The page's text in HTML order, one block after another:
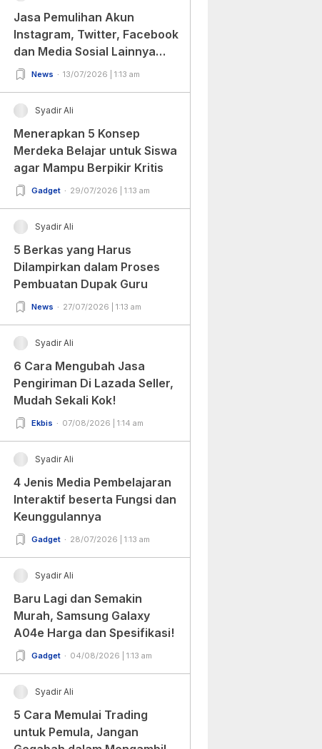
Jasa Pemulihan Akun
Instagram, Twitter, Facebook
dan Media Sosial Lainnya
(Update Terbaru 2022)
News 13/07/2026 | 1:13 am
Syadir Ali
Menerapkan 5 Konsep
Merdeka Belajar untuk Siswa
agar Mampu Berpikir Kritis
Gadget 29/07/2026 | 1:13 am
Syadir Ali
5 Berkas yang Harus
Dilampirkan dalam Proses
Pembuatan Dupak Guru
News 27/07/2026 | 1:13 am
Syadir Ali
6 Cara Mengubah Jasa
Pengiriman Di Lazada Seller,
Mudah Sekali Kok!
Ekbis 07/08/2026 | 1:14 am
Syadir Ali
4 Jenis Media Pembelajaran
Interaktif beserta Fungsi dan
Keunggulannya
Gadget 28/07/2026 | 1:13 am
Syadir Ali
Baru Lagi dan Semakin
Murah, Samsung Galaxy
A04e Harga dan Spesifikasi!
Gadget 04/08/2026 | 1:13 am
Syadir Ali
5 Cara Memulai Trading
untuk Pemula, Jangan